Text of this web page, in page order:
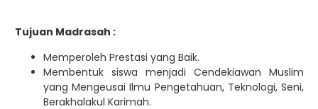
Tujuan Madrasah :
Memperoleh Prestasi yang Baik.
Membentuk siswa menjadi Cendekiawan Muslim
yang Mengeusai Ilmu Pengetahuan, Teknologi, Seni,
Berakhalakul Karimah.